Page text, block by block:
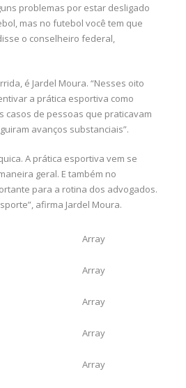
problemas por estar desligado
mas no futebol você tem que
o conselheiro federal,
é Jardel Moura. “Nesses oito
a prática esportiva como
casos de pessoas que praticavam
avanços substanciais”.
A prática esportiva vem se
geral. E também no
para a rotina dos advogados.
afirma Jardel Moura.
Array
Array
Array
Array
Array